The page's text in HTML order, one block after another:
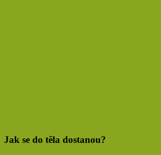
Jak se do těla dostanou?